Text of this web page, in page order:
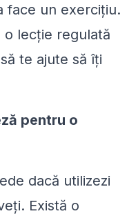
face un exercițiu.
lecție regulată
te ajute să îți
pentru o
dacă utilizezi
Există o